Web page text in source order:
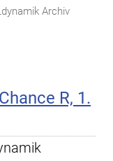
Archiv
R, 1.